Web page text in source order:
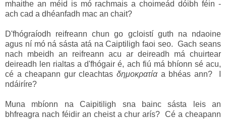
mhaithe an méid is mó rachmais a choimeád dóibh féin -
ach cad a dhéanfadh mac an chait?
D'fhógraíodh reifreann chun go gcloistí guth na ndaoine
agus ní mó ná sásta atá na Caiptiligh faoi seo. Gach seans
nach mbeidh an reifreann acu ar deireadh má chuirtear
deireadh len rialtas a d'fhógair é, ach fiú má bhíonn sé acu,
cé a cheapann gur cleachtas δημοκρατίαa bhéas ann? I
ndáiríre?
Muna mbíonn na Caipitiligh sna bainc sásta leis an
bhfreagra nach féidir an cheist a chur arís? Cé a cheapann